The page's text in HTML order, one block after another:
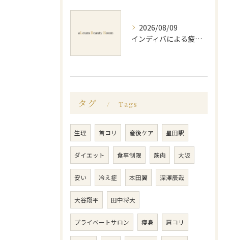
2026/08/09
インディバによる疲労回復方法と効果的な実感や持続のポイントを徹底解説
タグ Tags
生理 首コリ 産後ケア 星田駅
ダイエット 食事制限 筋肉 大阪
安い 冷え症 本田翼 深澤辰哉
大谷翔平 田中将大
プライベートサロン 痩身 肩コリ